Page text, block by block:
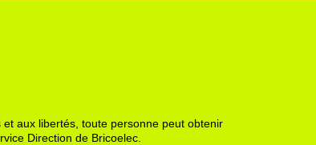
aux libertés, toute personne peut obtenir
Direction de Bricoelec.